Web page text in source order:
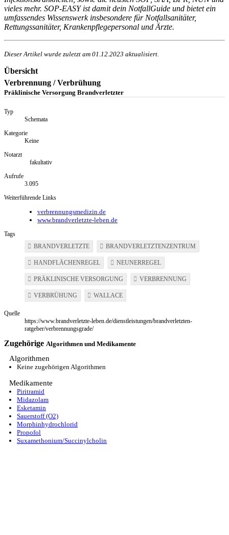
vieles mehr. SOP-EASY ist damit dein NotfallGuide und bietet ein
umfassendes Wissenswerk insbesondere für Notfallsanitäter,
Rettungssanitäter, Krankenpflegepersonal und Ärzte.
Dieser Artikel wurde zuletzt am 01.12.2023 aktualisiert.
Übersicht
Verbrennung / Verbrühung
Präklinische Versorgung Brandverletzter
Typ
Schemata
Kategorie
Keine
Notarzt
fakultativ
Aufrufe
3.095
Weiterführende Links
verbrennungsmedizin.de
www.brandverletzte-leben.de
Tags
BRANDVERLETZTE
BRANDVERLETZTENZENTRUM
HANDFLÄCHENREGEL NEUNERREGEL
PRÄKLINISCHE VERSORGUNG VERBRENNUNG
VERBRÜHUNG WALLACE
Quelle
https://www.brandverletzte-leben.de/dienstleistungen/brandverletzten-
ratgeber/verbrennungsgrade/
Zugehörige Algorithmen und Medikamente
Algorithmen
Keine zugehörigen Algorithmen
Medikamente
Piritramid
Midazolam
Esketamin
Sauerstoff (O2)
Morphinhydrochlorid
Propofol
Suxamethonium/Succinylcholin